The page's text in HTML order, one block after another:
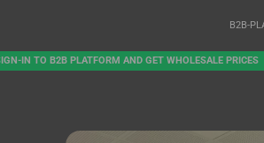
B2B-
IN TO B2B PLATFORM AND GET WHOLESALE PRICES